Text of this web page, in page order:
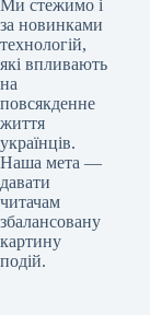
Ми стежимо і
за новинками
технологій,
які впливають
на
повсякденне
життя
українців.
Наша мета —
давати
читачам
збалансовану
картину
подій.